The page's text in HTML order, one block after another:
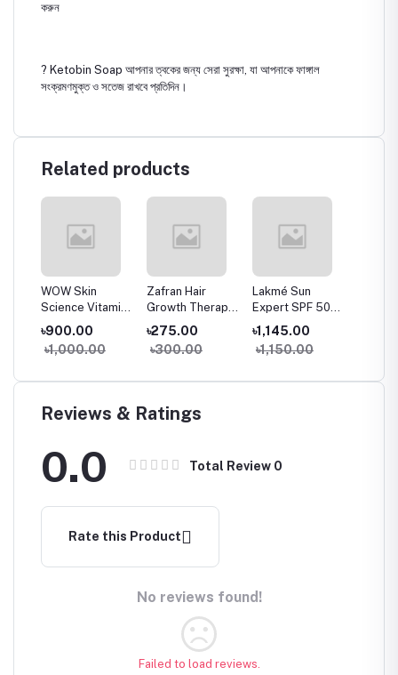
করুন
? Ketobin Soap আপনার ত্বকের জন্য সেরা সুরক্ষা, যা আপনাকে ফাঙ্গাল
সংক্রমণমুক্ত ও সতেজ রাখবে প্রতিদিন।
Related products
WOW Skin
Science Vitamin
C Serum for Skin
whitenening –
Brightening and
20%-30ml
৳900.00
৳1,000.00
Zafran Hair
Growth Therapy
Oil - 150ml
৳275.00
৳300.00
Lakmé Sun
Expert SPF 50
PA+++ Ultra
Matte Lotion
100ml
৳1,145.00
৳1,150.00
Reviews & Ratings
0.0 Total Review 0
Rate this Product
No reviews found!
Failed to load reviews.